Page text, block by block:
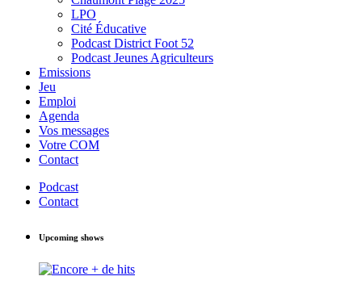
LPO
Cité Éducative
Podcast District Foot 52
Podcast Jeunes Agriculteurs
Emissions
Jeu
Emploi
Agenda
Vos messages
Votre COM
Contact
Podcast
Contact
Upcoming shows